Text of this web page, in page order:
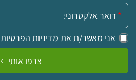
אימייל:
אני מאשר/ת את מדיניות הפרטיות
צרפו אותי